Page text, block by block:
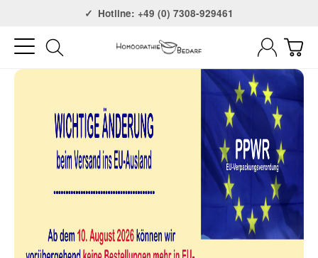
Versandkostenfrei ab 75€Hotline: +49 (0) 7308-929461